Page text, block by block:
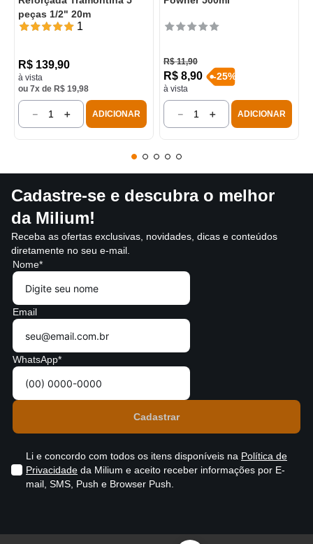
peças 1/2" 20m
1
R$ 139,90
à vista
ou 7x de R$ 19,98
＋
－ ADICIONAR
R$ 11,90
R$ 8,90
à vista
-25%
＋
－ ADICIONAR
Cadastre-se e descubra o melhor
da Milium!
Receba as ofertas exclusivas, novidades, dicas e conteúdos
diretamente no seu e-mail.
Nome*
Email
WhatsApp*
Li e concordo com todos os itens disponíveis na Política de
Privacidade da Milium e aceito receber informações por E-
mail, SMS, Push e Browser Push.